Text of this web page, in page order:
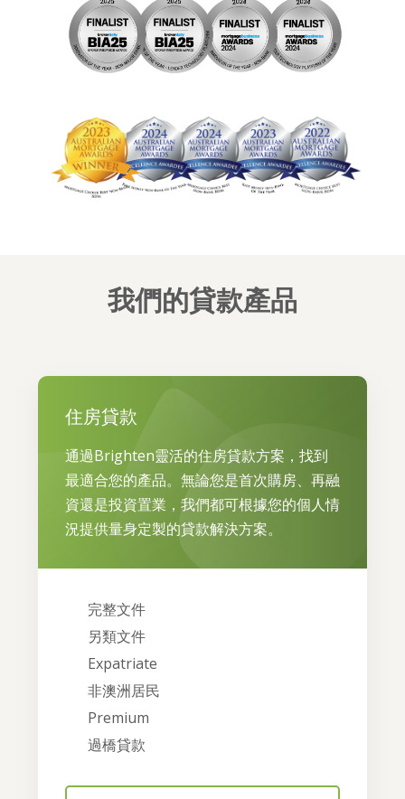
我們的貸款產品
住房貸款
通過Brighten靈活的住房貸款方案，找到
最適合您的產品。無論您是首次購房、再融
資還是投資置業，我們都可根據您的個人情
況提供量身定製的貸款解決方案。
完整文件
另類文件
Expatriate
非澳洲居民
Premium
過橋貸款